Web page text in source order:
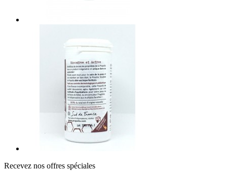
Recevez nos offres spéciales